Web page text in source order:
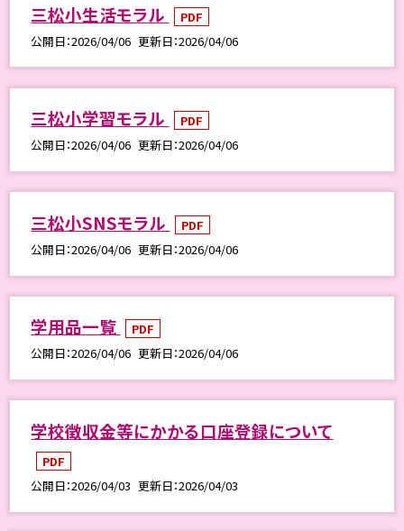
三松小生活モラル
PDF
公開日 2026/04/06 更新日 2026/04/06
三松小学習モラル
PDF
公開日 2026/04/06 更新日 2026/04/06
三松小SNSモラル
PDF
公開日 2026/04/06 更新日 2026/04/06
学用品一覧
PDF
公開日 2026/04/06 更新日 2026/04/06
学校徴収金等にかかる口座登録について
PDF
公開日 2026/04/03 更新日 2026/04/03